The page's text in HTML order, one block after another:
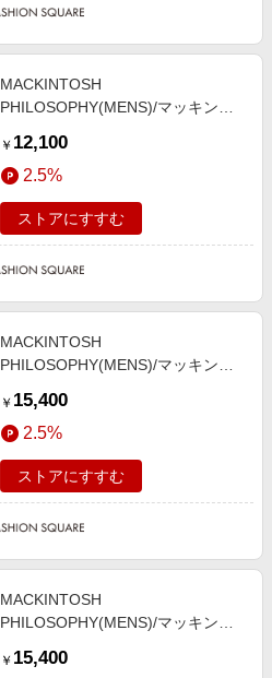
MACKINTOSH
PHILOSOPHY(MENS)/マッキント
ダンボールニット スピンドルロンT
グレー4 40
￥ 12,100
2.5%
ストアにすすむ
MACKINTOSH
PHILOSOPHY(MENS)/マッキント
レッチミラノリブ VネックロンＴ
ホワイト1 42
￥ 15,400
2.5%
ストアにすすむ
MACKINTOSH
PHILOSOPHY(MENS)/マッキント
レッチミラノリブ VネックロンＴ
￥ 15,400